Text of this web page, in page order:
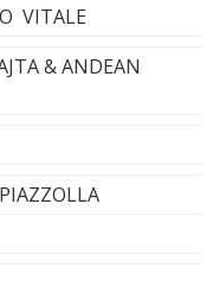
VITALE
& ANDEAN